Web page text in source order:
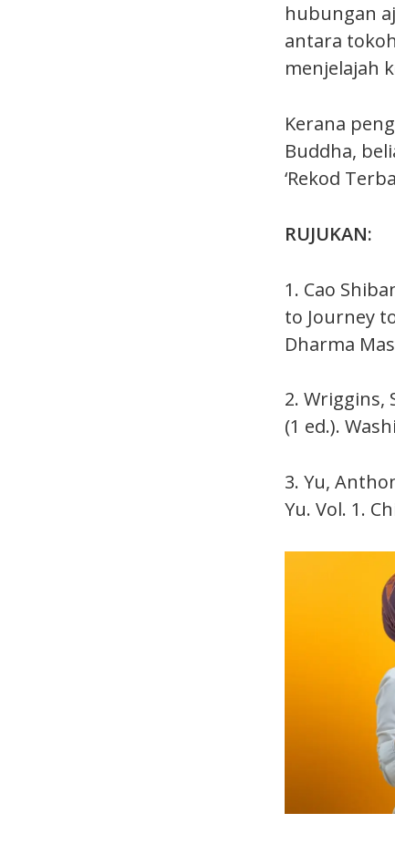
hubungan
antara
menjelajah
Kerana
Buddha,
‘Rekod
RUJUKAN:
1. Cao
to Journey
Dharma
2. Wriggins,
(1 ed.).
3. Yu,
Yu. Vol. 1.